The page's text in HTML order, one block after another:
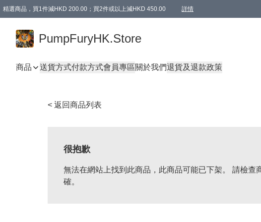
精選商品，買1件減HKD 200.00；買2件或以上減HKD 450.00 詳情
PumpFuryHK.Store
商品 送貨方式付款方式會員專區關於我們退貨及退款政策
< 返回商品列表
很抱歉
無法在網站上找到此商品，此商品可能已下架。 請檢查
確。